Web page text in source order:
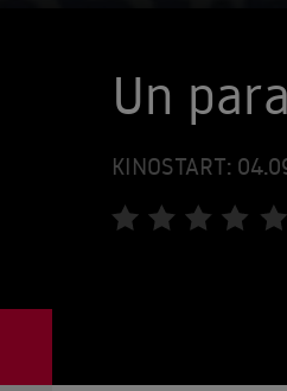
Un
KINOSTART: